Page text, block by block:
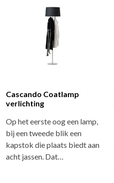
Cascando Coatlamp
verlichting
Op het eerste oog een lamp,
bij een tweede blik een
kapstok die plaats biedt aan
acht jassen. Dat…